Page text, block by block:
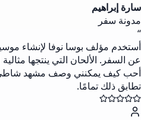
سارة إبراهيم
مدونة سفر
“
أستخدم مؤلف بوسا نوفا لإنشاء
عن السفر. الألحان التي ينتجها
أحب كيف يمكنني وصف مشهد شاطئ
تطابق ذلك تمامًا.